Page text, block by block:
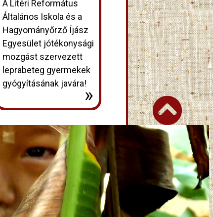
A Litéri Református
Általános Iskola és a
Hagyományőrző Íjász
Egyesület jótékonysági
mozgást szervezett
leprabeteg gyermekek
gyógyításának javára!
»